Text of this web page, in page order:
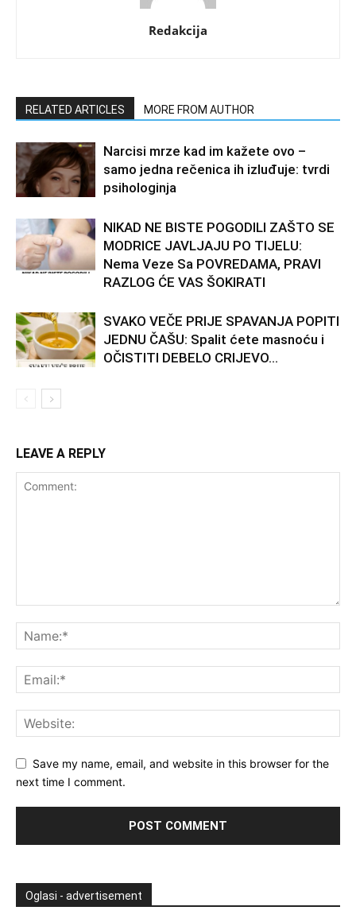
Redakcija
RELATED ARTICLES MORE FROM AUTHOR
Narcisi mrze kad im kažete ovo –
samo jedna rečenica ih izluđuje: tvrdi
psihologinja
NIKAD NE BISTE POGODILI ZAŠTO SE
MODRICE JAVLJAJU PO TIJELU:
Nema Veze Sa POVREDAMA, PRAVI
RAZLOG ĆE VAS ŠOKIRATI
SVAKO VEČE PRIJE SPAVANJA POPITI
JEDNU ČAŠU: Spalit ćete masnoću i
OČISTITI DEBELO CRIJEVO…
LEAVE A REPLY
Save my name, email, and website in this browser for the
next time I comment.
Oglasi - advertisement